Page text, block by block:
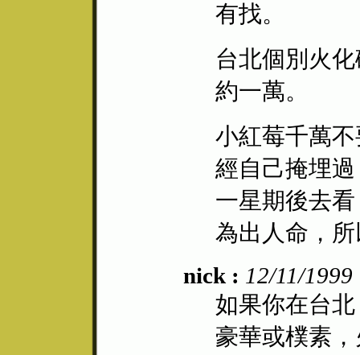
有找。
台北個別火
約一萬。
小紅莓千萬
經自己掩埋
一星期後去
為出人命，
nick : 12/11/1999
如果你在台
豪華或樸素